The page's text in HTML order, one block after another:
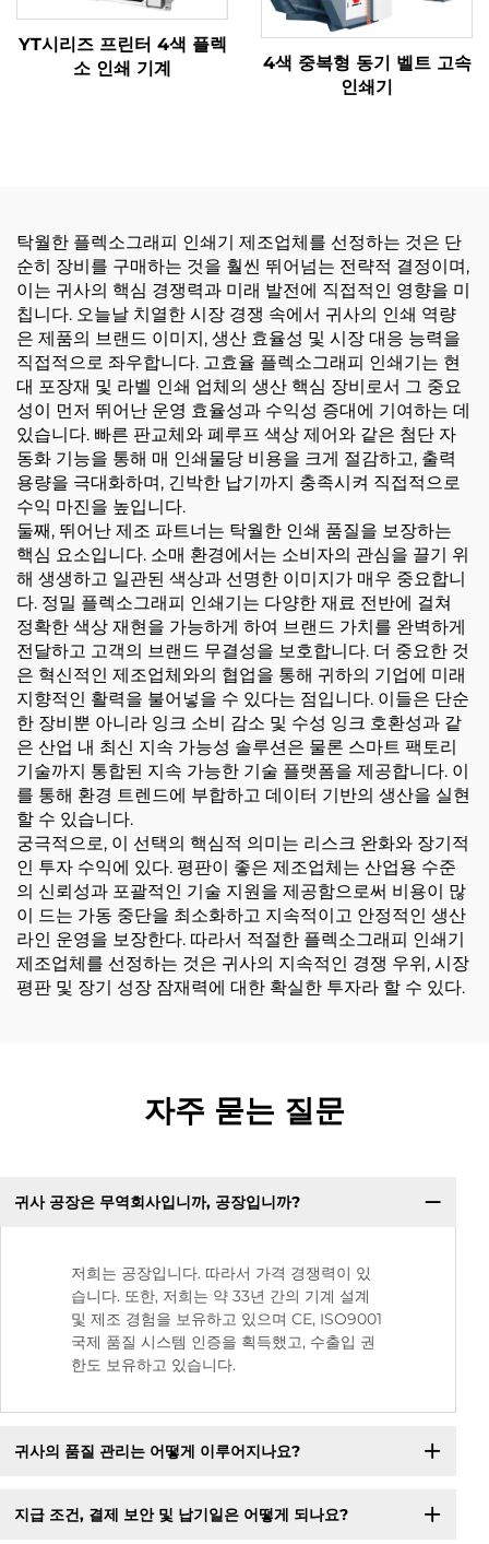
YT시리즈 프린터 4색 플렉
소 인쇄 기계
4색 중복형 동기 벨트 고속
인쇄기
탁월한 플렉소그래피 인쇄기 제조업체를 선정하는 것은 단
순히 장비를 구매하는 것을 훨씬 뛰어넘는 전략적 결정이며,
이는 귀사의 핵심 경쟁력과 미래 발전에 직접적인 영향을 미
칩니다. 오늘날 치열한 시장 경쟁 속에서 귀사의 인쇄 역량
은 제품의 브랜드 이미지, 생산 효율성 및 시장 대응 능력을
직접적으로 좌우합니다. 고효율 플렉소그래피 인쇄기는 현
대 포장재 및 라벨 인쇄 업체의 생산 핵심 장비로서 그 중요
성이 먼저 뛰어난 운영 효율성과 수익성 증대에 기여하는 데
있습니다. 빠른 판교체와 폐루프 색상 제어와 같은 첨단 자
동화 기능을 통해 매 인쇄물당 비용을 크게 절감하고, 출력
용량을 극대화하며, 긴박한 납기까지 충족시켜 직접적으로
수익 마진을 높입니다.
둘째, 뛰어난 제조 파트너는 탁월한 인쇄 품질을 보장하는
핵심 요소입니다. 소매 환경에서는 소비자의 관심을 끌기 위
해 생생하고 일관된 색상과 선명한 이미지가 매우 중요합니
다. 정밀 플렉소그래피 인쇄기는 다양한 재료 전반에 걸쳐
정확한 색상 재현을 가능하게 하여 브랜드 가치를 완벽하게
전달하고 고객의 브랜드 무결성을 보호합니다. 더 중요한 것
은 혁신적인 제조업체와의 협업을 통해 귀하의 기업에 미래
지향적인 활력을 불어넣을 수 있다는 점입니다. 이들은 단순
한 장비뿐 아니라 잉크 소비 감소 및 수성 잉크 호환성과 같
은 산업 내 최신 지속 가능성 솔루션은 물론 스마트 팩토리
기술까지 통합된 지속 가능한 기술 플랫폼을 제공합니다. 이
를 통해 환경 트렌드에 부합하고 데이터 기반의 생산을 실현
할 수 있습니다.
궁극적으로, 이 선택의 핵심적 의미는 리스크 완화와 장기적
인 투자 수익에 있다. 평판이 좋은 제조업체는 산업용 수준
의 신뢰성과 포괄적인 기술 지원을 제공함으로써 비용이 많
이 드는 가동 중단을 최소화하고 지속적이고 안정적인 생산
라인 운영을 보장한다. 따라서 적절한 플렉소그래피 인쇄기
제조업체를 선정하는 것은 귀사의 지속적인 경쟁 우위, 시장
평판 및 장기 성장 잠재력에 대한 확실한 투자라 할 수 있다.
자주 묻는 질문
귀사 공장은 무역회사입니까, 공장입니까?
저희는 공장입니다. 따라서 가격 경쟁력이 있
습니다. 또한, 저희는 약 33년 간의 기계 설계
및 제조 경험을 보유하고 있으며 CE, ISO9001
국제 품질 시스템 인증을 획득했고, 수출입 권
한도 보유하고 있습니다.
귀사의 품질 관리는 어떻게 이루어지나요?
지급 조건, 결제 보안 및 납기일은 어떻게 되나요?